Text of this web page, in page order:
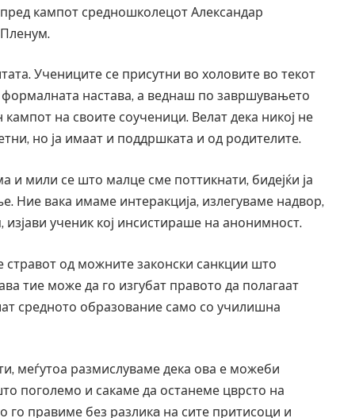
пред кампот средношколецот Александар
Учениците се присутни во холовите во текот
настава, а веднаш по завршувањето
на своите соученици. Велат дека никој не
но ја имаат и поддршката и од родителите.
и мили се што малце сме поттикнати, бидејќи ја
Ние вака имаме интеракција, излегуваме надвор,
изјави ученик кој инсистираше на анонимност.
стравот од можните законски санкции што
тие може да го изгубат правото да полагаат
средното образование само со училишна
меѓутоа размислуваме дека ова е можеби
поголемо и сакаме да останеме цврсто на
го правиме без разликa на сите притисоци и